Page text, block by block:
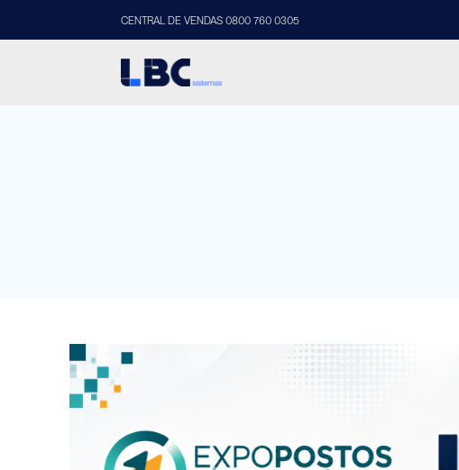
CENTRAL DE VENDAS 0800 760 0305